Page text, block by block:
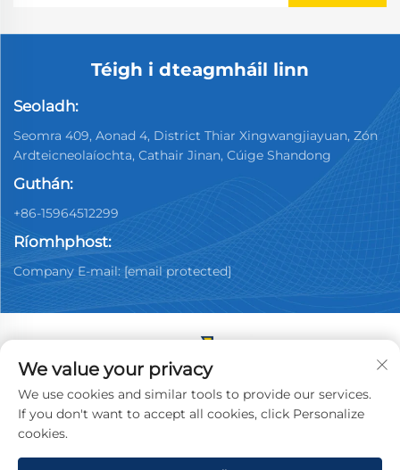
Téigh i dteagmháil linn
Seoladh:
Seomra 409, Aonad 4, District Thiar Xingwangjiayuan, Zón
Ardteicneolaíochta, Cathair Jinan, Cúige Shandong
Guthán:
+86-15964512299
Ríomhphost:
Company E-mail: [email protected]
Cóipcheart © 2026 China Jinan Youpin Used Car
Dealership Co., Ltd. Gach ceart ar cosaint. Beartas
Príobháideachta
We value your privacy
We use cookies and similar tools to provide our services.
If you don't want to accept all cookies, click Personalize
cookies.